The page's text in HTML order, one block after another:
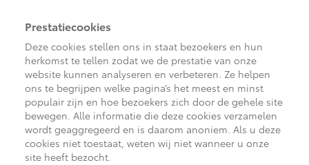
Prestatiecookies
Deze cookies stellen ons in staat bezoekers en hun
herkomst te tellen zodat we de prestatie van onze
website kunnen analyseren en verbeteren. Ze helpen
ons te begrijpen welke pagina’s het meest en minst
populair zijn en hoe bezoekers zich door de gehele site
bewegen. Alle informatie die deze cookies verzamelen
wordt geaggregeerd en is daarom anoniem. Als u deze
cookies niet toestaat, weten wij niet wanneer u onze
site heeft bezocht.